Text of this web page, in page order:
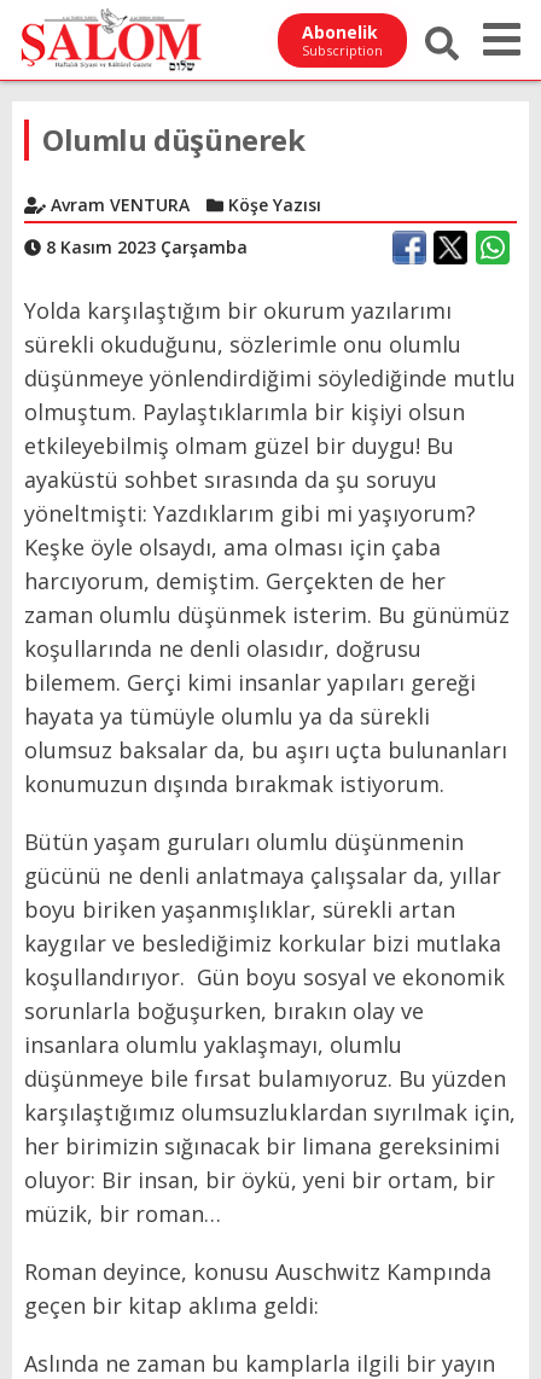
Abonelik
Subscription
Olumlu düşünerek
Avram VENTURA
Köşe Yazısı
8 Kasım 2023 Çarşamba
Yolda karşılaştığım bir okurum yazılarımı
sürekli okuduğunu, sözlerimle onu olumlu
düşünmeye yönlendirdiğimi söylediğinde mutlu
olmuştum. Paylaştıklarımla bir kişiyi olsun
etkileyebilmiş olmam güzel bir duygu! Bu
ayaküstü sohbet sırasında da şu soruyu
yöneltmişti: Yazdıklarım gibi mi yaşıyorum?
Keşke öyle olsaydı, ama olması için çaba
harcıyorum, demiştim. Gerçekten de her
zaman olumlu düşünmek isterim. Bu günümüz
koşullarında ne denli olasıdır, doğrusu
bilemem. Gerçi kimi insanlar yapıları gereği
hayata ya tümüyle olumlu ya da sürekli
olumsuz baksalar da, bu aşırı uçta bulunanları
konumuzun dışında bırakmak istiyorum.
Bütün yaşam guruları olumlu düşünmenin
gücünü ne denli anlatmaya çalışsalar da, yıllar
boyu biriken yaşanmışlıklar, sürekli artan
kaygılar ve beslediğimiz korkular bizi mutlaka
koşullandırıyor. Gün boyu sosyal ve ekonomik
sorunlarla boğuşurken, bırakın olay ve
insanlara olumlu yaklaşmayı, olumlu
düşünmeye bile fırsat bulamıyoruz. Bu yüzden
karşılaştığımız olumsuzluklardan sıyrılmak için,
her birimizin sığınacak bir limana gereksinimi
oluyor: Bir insan, bir öykü, yeni bir ortam, bir
müzik, bir roman…
Roman deyince, konusu Auschwitz Kampında
geçen bir kitap aklıma geldi:
Aslında ne zaman bu kamplarla ilgili bir yayın